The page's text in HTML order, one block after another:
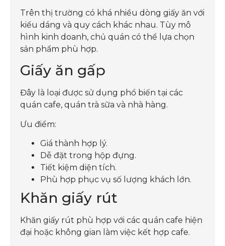
Trên thị trường có khá nhiều dòng giấy ăn với
kiểu dáng và quy cách khác nhau. Tùy mô
hình kinh doanh, chủ quán có thể lựa chọn
sản phẩm phù hợp.
Giấy ăn gấp
Đây là loại được sử dụng phổ biến tại các
quán cafe, quán trà sữa và nhà hàng.
Ưu điểm:
Giá thành hợp lý.
Dễ đặt trong hộp đựng.
Tiết kiệm diện tích.
Phù hợp phục vụ số lượng khách lớn.
Khăn giấy rút
Khăn giấy rút phù hợp với các quán cafe hiện
đại hoặc không gian làm việc kết hợp cafe.